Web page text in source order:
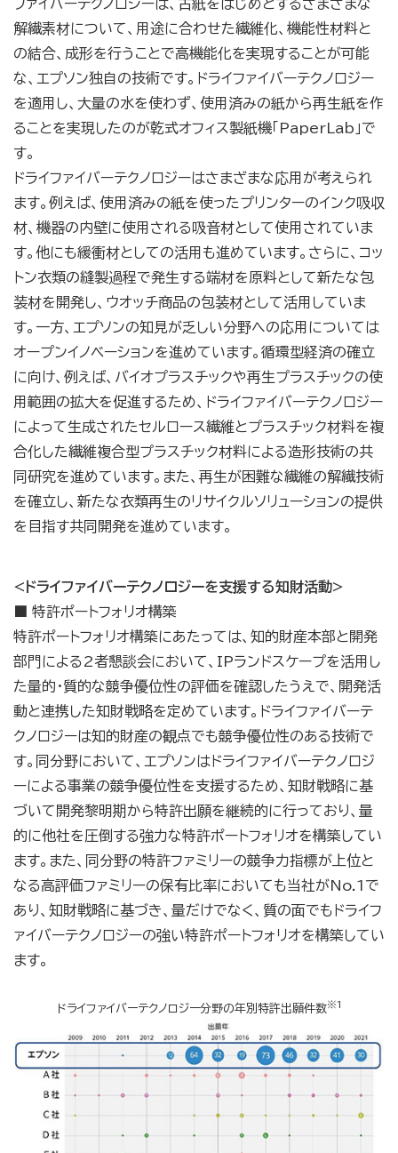
ファイバーテクノロジーは、古紙をはじめとするさまざまな
解繊素材について、用途に合わせた繊維化、機能性材料と
の結合、成形を行うことで高機能化を実現することが可能
な、エプソン独自の技術です。ドライファイバーテクノロジー
を適用し、大量の水を使わず、使用済みの紙から再生紙を作
ることを実現したのが乾式オフィス製紙機「PaperLab」で
す。
ドライファイバーテクノロジーはさまざまな応用が考えられ
ます。例えば、使用済みの紙を使ったプリンターのインク吸収
材、機器の内壁に使用される吸音材として使用されていま
す。他にも緩衝材としての活用も進めています。さらに、コッ
トン衣類の縫製過程で発生する端材を原料として新たな包
装材を開発し、ウオッチ商品の包装材として活用していま
す。一方、エプソンの知見が乏しい分野への応用については
オープンイノベーションを進めています。循環型経済の確立
に向け、例えば、バイオプラスチックや再生プラスチックの使
用範囲の拡大を促進するため、ドライファイバーテクノロジー
によって生成されたセルロース繊維とプラスチック材料を複
合化した繊維複合型プラスチック材料による造形技術の共
同研究を進めています。また、再生が困難な繊維の解繊技術
を確立し、新たな衣類再生のリサイクルソリューションの提供
を目指す共同開発を進めています。
<ドライファイバーテクノロジーを支援する知財活動>
■ 特許ポートフォリオ構築
特許ポートフォリオ構築にあたっては、知的財産本部と開発
部門による2者懇談会において、IPランドスケープを活用し
た量的・質的な競争優位性の評価を確認したうえで、開発活
動と連携した知財戦略を定めています。ドライファイバーテ
クノロジーは知的財産の観点でも競争優位性のある技術で
す。同分野において、エプソンはドライファイバーテクノロジ
ーによる事業の競争優位性を支援するため、知財戦略に基
づいて開発黎明期から特許出願を継続的に行っており、量
的に他社を圧倒する強力な特許ポートフォリオを構築してい
ます。また、同分野の特許ファミリーの競争力指標が上位と
なる高評価ファミリーの保有比率においても当社がNo.1で
あり、知財戦略に基づき、量だけでなく、質の面でもドライフ
ァイバーテクノロジーの強い特許ポートフォリオを構築してい
ます。
ドライファイバーテクノロジー分野の年別特許出願件数※1